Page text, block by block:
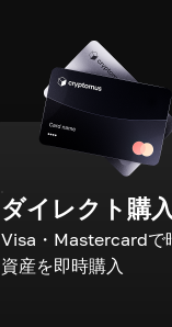
ダイレクト購
Visa・Mastercardで
資産を即時購入